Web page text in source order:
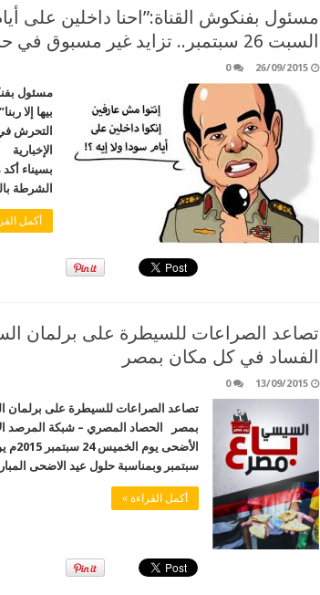
مسئول بفنكوش القناة:”احنا داخلين على
السبت 26 سبتمبر.. تزايد غير مسبوق في حالات التحرش في ظل الانقلاب
26/09/2015
0
مسئول
التحرش
بسيناء
الشرطة
أكمل
الفساد في كل مكان بمصر
13/09/2015
0
بمصر الحصاد المصري – شبكة المرصد
سبتمبر وبمناسبة حلول عيد الاضحى
أكمل القراءة »